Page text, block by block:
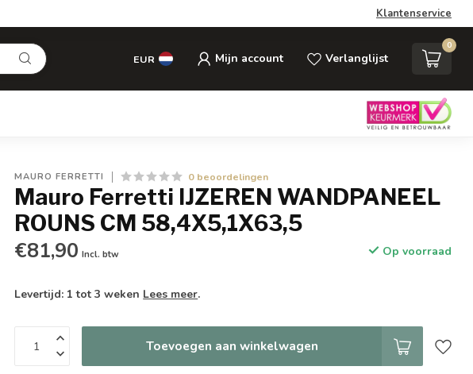
Klantenservice
EUR Mijn account Verlanglijst
0
MAURO FERRETTI 0 beoordelingen
Mauro Ferretti IJZEREN WANDPANEEL
ROUNS CM 58,4X5,1X63,5
€81,90 Incl. btw Op voorraad
Levertijd: 1 tot 3 weken Lees meer.
Toevoegen aan winkelwagen